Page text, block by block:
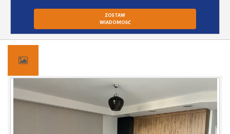
ZOSTAW
WIADOMOŚĆ